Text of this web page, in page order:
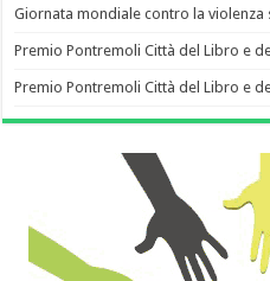
Giornata mondiale contro la violenza
Premio Pontremoli Città del Libro e
Premio Pontremoli Città del Libro e